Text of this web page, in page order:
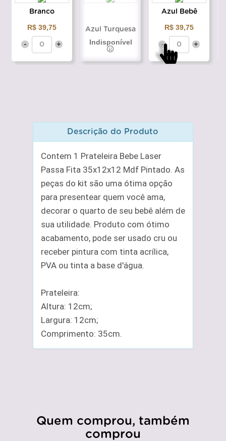
Branco
R$ 39,75
- +
Azul Turquesa
Indisponível
Azul Bebê
R$ 39,75
- +
Descrição do Produto
Contem 1 Prateleira Bebe Laser
Passa Fita 35x12x12 Mdf Pintado. As
peças do kit são uma ótima opção
para presentear quem você ama,
decorar o quarto de seu bebê além de
sua utilidade. Produto com ótimo
acabamento, pode ser usado cru ou
receber pintura com tinta acrílica,
PVA ou tinta a base d'água.
Prateleira:
Altura: 12cm;
Largura: 12cm;
Comprimento: 35cm.
Quem comprou, também
comprou